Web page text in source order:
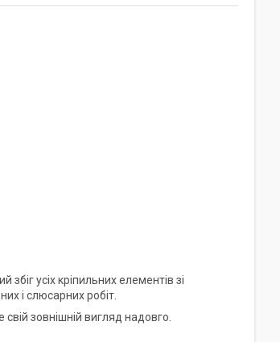
усіх кріпильних елементів зі
і слюсарних робіт.
зовнішній вигляд надовго.